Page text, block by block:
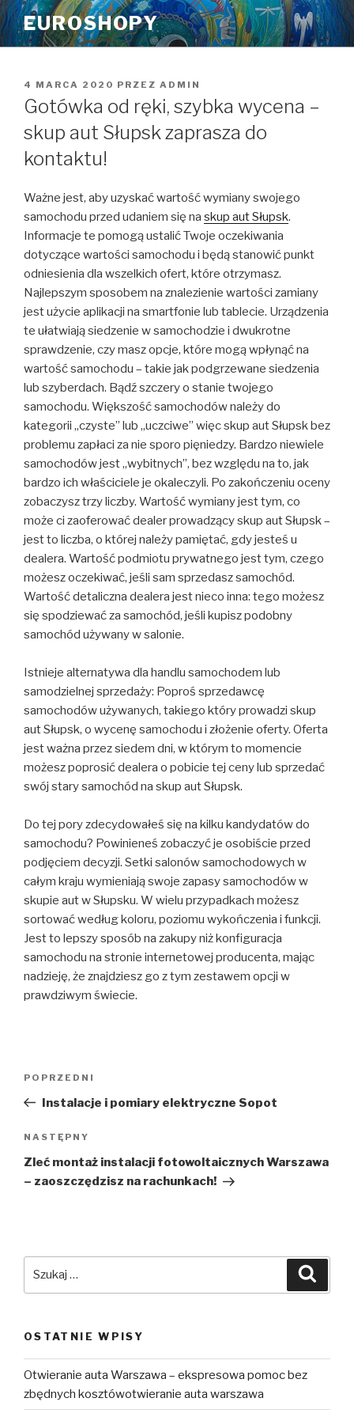
Przeskocz
do
treści
EUROSHOPY
OPUBLIKOWANE
W
4 MARCA 2020 PRZEZ ADMIN
Gotówka od ręki, szybka wycena –
skup aut Słupsk zaprasza do
kontaktu!
Ważne jest, aby uzyskać wartość wymiany swojego
samochodu przed udaniem się na skup aut Słupsk.
Informacje te pomogą ustalić Twoje oczekiwania
dotyczące wartości samochodu i będą stanowić punkt
odniesienia dla wszelkich ofert, które otrzymasz.
Najlepszym sposobem na znalezienie wartości zamiany
jest użycie aplikacji na smartfonie lub tablecie. Urządzenia
te ułatwiają siedzenie w samochodzie i dwukrotne
sprawdzenie, czy masz opcje, które mogą wpłynąć na
wartość samochodu – takie jak podgrzewane siedzenia
lub szyberdach. Bądź szczery o stanie twojego
samochodu. Większość samochodów należy do
kategorii „czyste” lub „uczciwe” więc skup aut Słupsk bez
problemu zapłaci za nie sporo pięniedzy. Bardzo niewiele
samochodów jest „wybitnych”, bez względu na to, jak
bardzo ich właściciele je okaleczyli. Po zakończeniu oceny
zobaczysz trzy liczby. Wartość wymiany jest tym, co
może ci zaoferować dealer prowadzący skup aut Słupsk –
jest to liczba, o której należy pamiętać, gdy jesteś u
dealera. Wartość podmiotu prywatnego jest tym, czego
możesz oczekiwać, jeśli sam sprzedasz samochód.
Wartość detaliczna dealera jest nieco inna: tego możesz
się spodziewać za samochód, jeśli kupisz podobny
samochód używany w salonie.
Istnieje alternatywa dla handlu samochodem lub
samodzielnej sprzedaży: Poproś sprzedawcę
samochodów używanych, takiego który prowadzi skup
aut Słupsk, o wycenę samochodu i złożenie oferty. Oferta
jest ważna przez siedem dni, w którym to momencie
możesz poprosić dealera o pobicie tej ceny lub sprzedać
swój stary samochód na skup aut Słupsk.
Do tej pory zdecydowałeś się na kilku kandydatów do
samochodu? Powinieneś zobaczyć je osobiście przed
podjęciem decyzji. Setki salonów samochodowych w
całym kraju wymieniają swoje zapasy samochodów w
skupie aut w Słupsku. W wielu przypadkach możesz
sortować według koloru, poziomu wykończenia i funkcji.
Jest to lepszy sposób na zakupy niż konfiguracja
samochodu na stronie internetowej producenta, mając
nadzieję, że znajdziesz go z tym zestawem opcji w
prawdziwym świecie.
Poprzedni
wpis
POPRZEDNI
Instalacje i pomiary elektryczne Sopot
Następny
wpis
NASTĘPNY
Zleć montaż instalacji fotowoltaicznych Warszawa
– zaoszczędzisz na rachunkach!
OSTATNIE WPISY
Otwieranie auta Warszawa – ekspresowa pomoc bez
zbędnych kosztówotwieranie auta warszawa